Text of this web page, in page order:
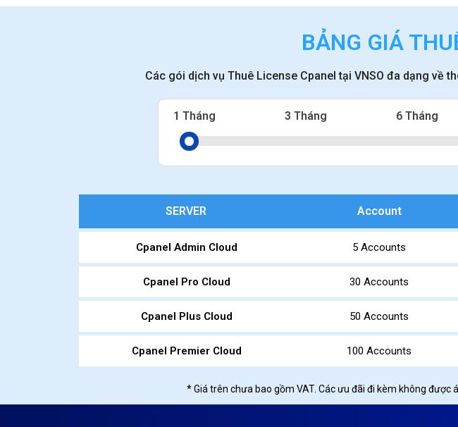
BẢNG GIÁ
Các gói dịch vụ Thuê License Cpanel tại VNSO đa dạng về
1 Tháng 3 Tháng 6 Tháng
SERVER Account
Cpanel Admin Cloud 5 Accounts
Cpanel Pro Cloud 30 Accounts
Cpanel Plus Cloud 50 Accounts
Cpanel Premier Cloud 100 Accounts
* Giá trên chưa bao gồm VAT. Các ưu đãi đi kèm không